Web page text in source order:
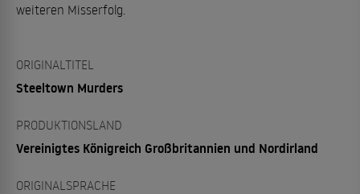
weiteren Misserfolg.
ORIGINALTITEL
Steeltown Murders
PRODUKTIONSLAND
Vereinigtes Königreich Großbritannien und Nordirland
ORIGINALSPRACHE